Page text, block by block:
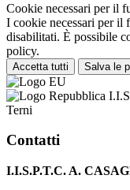
Cookie necessari per il
I cookie necessari per il
disabilitati. È possibile
policy.
Accetta tutti Salva le
Terni
Contatti
I.I.S.P.T.C. A.